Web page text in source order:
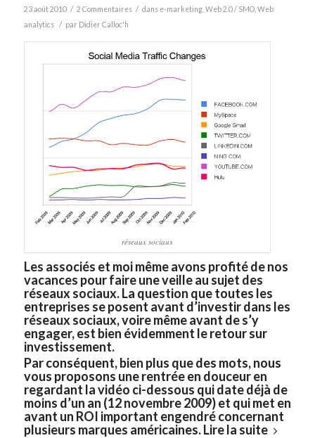
23 août 2010 / 2 Commentaires / dans e-marketing, Web 2.0 / SMO, Web
analytics
/ par Didier Calloc'h
réseaux sociaux
Les associés et moi même avons profité de nos
vacances pour faire uneveille au sujet des
réseaux sociaux. La question que toutes les
entreprises se posent avant d’investir dans les
réseaux sociaux, voire même avant de s’y
engager, est bien évidemment le retour sur
investissement.
Par conséquent, bien plus que des mots, nous
vous proposons une rentrée en douceur en
regardant la vidéo ci-dessous qui date déjà de
moins d’un an (12 novembre 2009) et qui met en
avant un ROI important engendré concernant
plusieurs marques américaines.Lire la suite